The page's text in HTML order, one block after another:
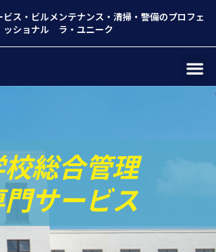
ビス ・ ビルメンテナンス ・ 清掃 ・ 警備のプロフェ
ッショナル ラ・ユニーク
総合管理
サービス